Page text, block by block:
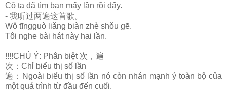
Cô ta đã tìm bạn mấy lần rồi đấy.
- 我听过两遍这首歌。
Wǒ tīngguò liǎng biàn zhè shǒu gē.
Tôi nghe bài hát này hai lần.
!!!!CHÚ Ý: Phân biệt 次，遍
次： Chỉ biểu thị số lần
遍： Ngoài biểu thị số lần nó còn nhán mạnh ý toàn bộ của
một quá trình từ đầu đến cuối.